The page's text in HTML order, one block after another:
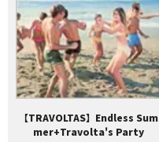
【TRAVOLTAS】Endless Sum
mer+Travolta's Party